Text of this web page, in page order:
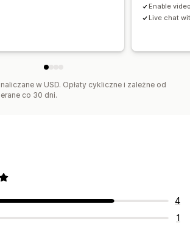
Enable
Live chat
w USD. Opłaty cykliczne i zależne od
co 30 dni.
4
1